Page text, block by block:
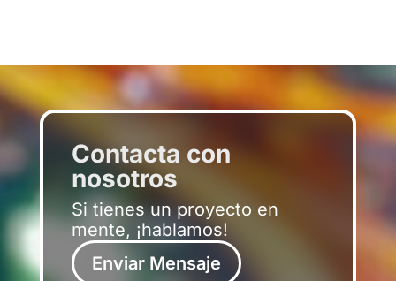
Contacta con
nosotros
Si tienes un proyecto en
mente, ¡hablamos!
Enviar Mensaje